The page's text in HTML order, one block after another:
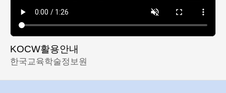
KOCW활용안내
한국교육학술정보원